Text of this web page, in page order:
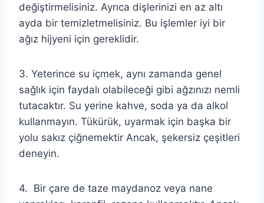
değiştirmelisiniz. Ayrıca dişlerinizi en az altı
ayda bir temizletmelisiniz. Bu işlemler iyi bir
ağız hijyeni için gereklidir.
3. Yeterince su içmek, aynı zamanda genel
sağlık için faydalı olabileceği gibi ağzınızı nemli
tutacaktır. Su yerine kahve, soda ya da alkol
kullanmayın. Tükürük, uyarmak için başka bir
yolu sakız çiğnemektir Ancak, şekersiz çeşitleri
deneyin.
4. Bir çare de taze maydanoz veya nane